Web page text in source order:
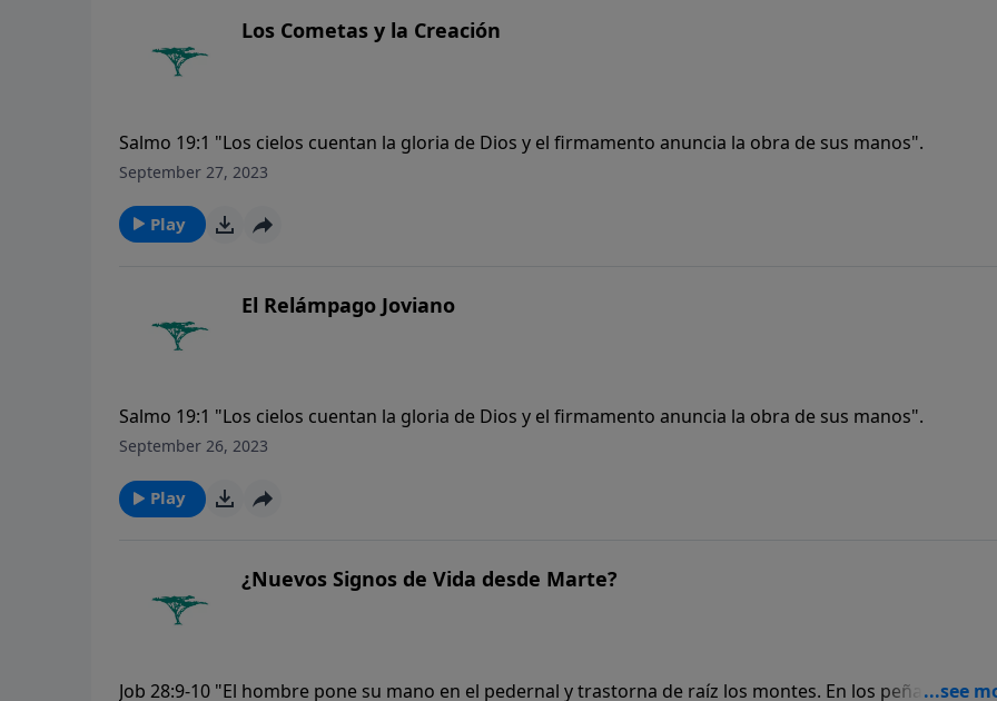
Los Cometas y la Creación
Salmo 19:1 "Los cielos cuentan la gloria de Dios y el firmamento anuncia la obra de sus manos".
September 27, 2023
Play
El Relámpago Joviano
Salmo 19:1 "Los cielos cuentan la gloria de Dios y el firmamento anuncia la obra de sus manos".
September 26, 2023
Play
¿Nuevos Signos de Vida desde Marte?
Job 28:9-10 "El hombre pone su mano en el pedernal y trastorna de raíz los montes. En los peñascos